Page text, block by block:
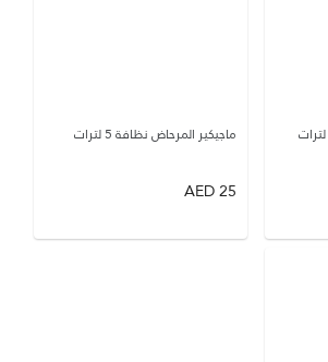
ماجيكير المرحاض نظافة 5 لترات
25
AED